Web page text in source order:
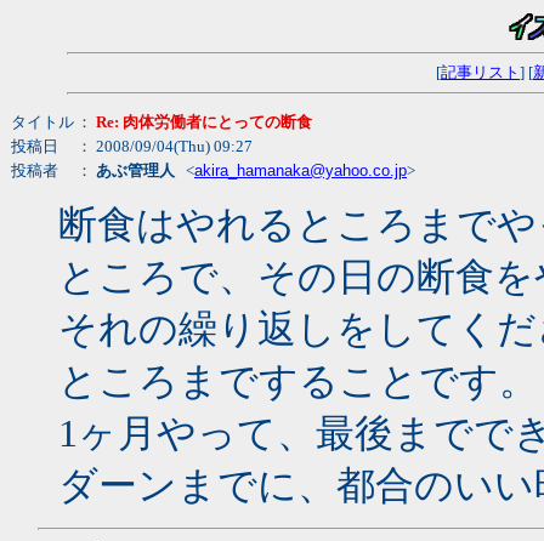
[記事リスト ] [
タイトル ： Re: 肉体労働者にとっての断食
投稿日
： 2008/09/04(Thu) 09:27
投稿者
： あぶ管理人 <akira_hamanaka@yahoo.co.jp>
断食はやれるところまで
ところで、その日の断食
それの繰り返しをしてく
ところまですることです。
1ヶ月やって、最後までで
ダーンまでに、都合のい